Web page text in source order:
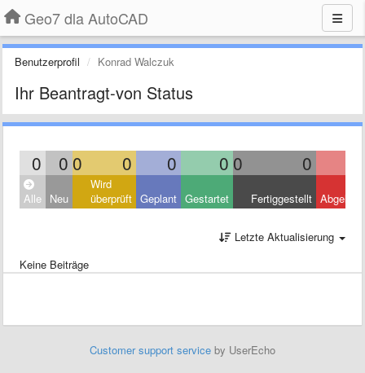
Geo7 dla AutoCAD
Benutzerprofil Konrad Walczuk
Ihr Beantragt-von Status
0 0 0 0 0 0 0 0
Alle Neu
Wird
überprüft Geplant Gestartet Fertiggestellt
Letzte Aktualisierung
Keine Beiträge
Customer support service by UserEcho